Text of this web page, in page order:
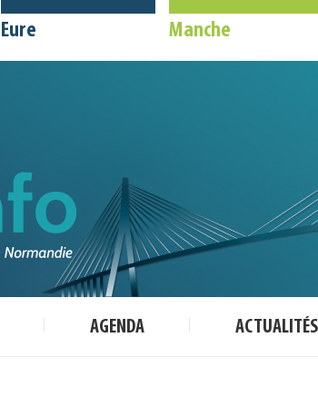
Eure Manche
AGENDA ACTUALITÉS